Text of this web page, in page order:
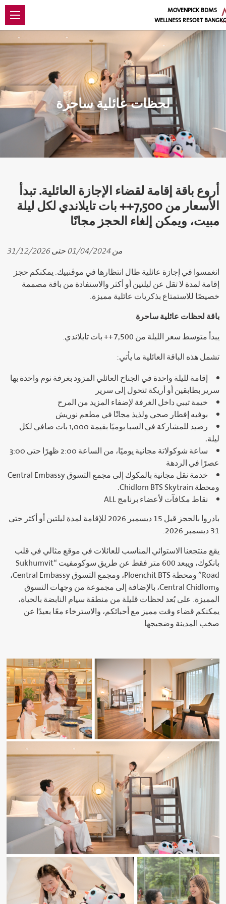
لحظات عائلية ساحرة
أروع باقة إقامة لقضاء الإجازة العائلية. تبدأ
الأسعار من ‎7,500++ بات تايلاندي لكل ليلة
مبيت، ويمكن إلغاء الحجز مجانًا
من 01/04/2024 حتى 31/12/2026
انغمسوا في إجازة عائلية طال انتظارها في موڤنبيك. يمكنكم حجز
إقامة لمدة لا تقل عن ليلتين أو أكثر والاستفادة من باقة مصممة
خصيصًا للاستمتاع بذكريات عائلية مميزة.
باقة لحظات عائلية ساحرة
يبدأ متوسط سعر الليلة من ‎7,500++ بات تايلاندي.
تشمل هذه الباقة العائلية ما يأتي:
إقامة لليلة واحدة في الجناح العائلي المزود بغرفة نوم واحدة بها
سرير بطابقين أو أريكة تتحول إلى سرير
خيمة تيبي داخل الغرفة لإضفاء المزيد من المرح
بوفيه إفطار صحي ولذيذ مجانًا في مطعم نوريش
رصيد للمشاركة في السبا يوميًا بقيمة 1,000 بات صافي لكل
ليلة.
ساعة شوكولاتة مجانية يوميًا، من الساعة 2:00 ظهرًا حتى 3:00
عصرًا في الردهة
خدمة نقل مجانية بالمكوك إلى مجمع التسوق Central Embassy
ومحطة Chidlom BTS Skytrain.
نقاط مكافآت لأعضاء برنامج ALL
بادروا بالحجز قبل 15 ديسمبر 2026 للإقامة لمدة ليلتين أو أكثر حتى
31 ديسمبر 2026.
يقع منتجعنا الاستوائي المناسب للعائلات في موقع مثالي في قلب
بانكوك، ويبعد 600 متر فقط عن طريق سوكومفيت “Sukhumvit
Road” ومحطة Ploenchit BTS، ومجمع التسوق Central Embassy،
وCentral Chidlom، بالإضافة إلى مجموعة من وجهات التسوق
المميزة. على بُعد لحظات قليلة من منطقة سيام النابضة بالحياة،
يمكنكم قضاء وقت مميز مع أحبائكم، والاسترخاء معًا بعيدًا عن
صخب المدينة وضجيجها.
MOVENPICK BDMS
WELLNESS RESORT